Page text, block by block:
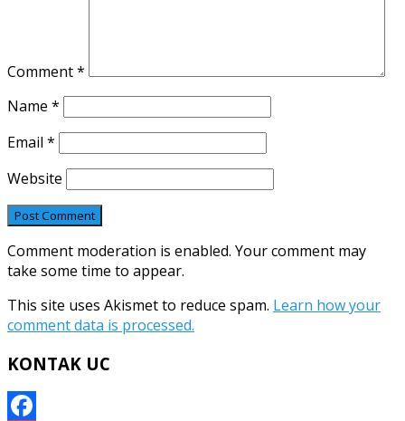
Comment*
Name *
Email *
Website
Comment moderation is enabled. Your comment may
take some time to appear.
This site uses Akismet to reduce spam. Learn how your
comment data is processed.
KONTAK UC